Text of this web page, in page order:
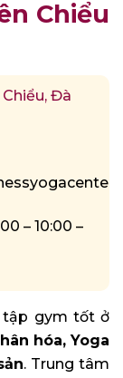
Chiểu
Đà
– 10:00 –
tập gym tốt ở
hóa, Yoga
. Trung tâm